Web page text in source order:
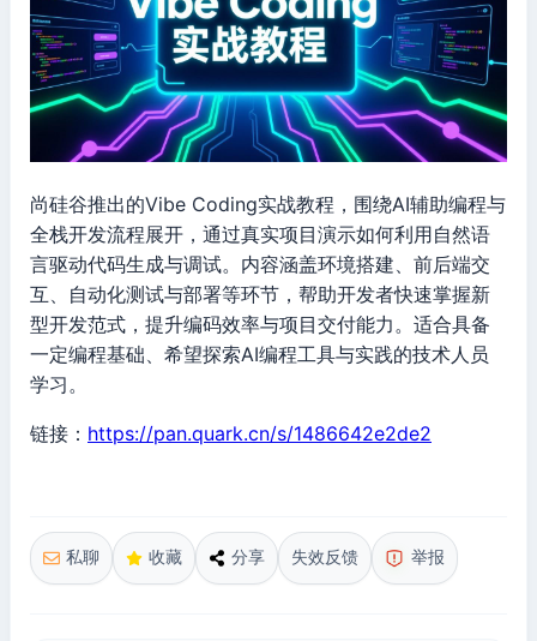
尚硅谷推出的Vibe Coding实战教程，围绕AI辅助编程与
全栈开发流程展开，通过真实项目演示如何利用自然语
言驱动代码生成与调试。内容涵盖环境搭建、前后端交
互、自动化测试与部署等环节，帮助开发者快速掌握新
型开发范式，提升编码效率与项目交付能力。适合具备
一定编程基础、希望探索AI编程工具与实践的技术人员
学习。
链接： https://pan.quark.cn/s/1486642e2de2
私聊 收藏 分享 失效反馈 举报